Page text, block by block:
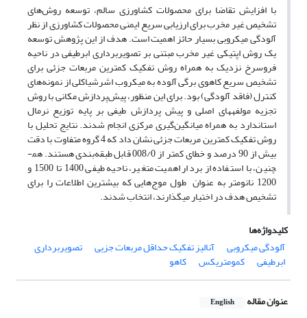
با افزایش تقاضا برای محصولات کشاورزی سالم، توسعه روش‌های
تشخیص غیر مخرب برای ارزیابی سریع ایمنی محصولات کشاورزی از نظر
آلودگی میکروبی بسیار حائز اهمیت است. هدف از این پژوهش توسعه
یک روش اپتیکی غیر مخرب مبتنی بر تصویربرداری ابرطیفی در ناحیه
فروسرخ نزدیک به همراه روش‌ تفکیک کمترین مربعات جزئی برای
تشخیص سریع کاهوی برگی آلوده به میکروب اشرشیاکلی از نمونه‌های
کنترل (فاقد آلودگی) بود. برای این منظور، پیش‌پردازش مکانی با روش
تجزیه مولفه­های اصلی و پیش پردازش طیفی بر پایه توزیع نرمال
استاندارد به همراه میانگین‌گیری مرکزی انجام شدند. نتایج تحلیل با
روش تفکیک کمترین مربعات جزئی نشان داد که 4 گروه متفاوت با دقت
بیش از 90 درصد و خطای کمتر از 008/0 قابل طبقه‌بندی هستند. هم­
چنین، با استفاده از بردار اهمیت متغیر، ناحیه طیفی 1400 تا 1500 و
1200 نانومتر به عنوان طول موج‌هایی که بیشترین اطلاعات را برای
تشخیص هدف در اختیار می­گذارند، انتخاب شدند.
کلیدواژه‌ها
آلودگی میکروبی
آنالیز تفکیک حداقل مربعات جزیی تصویربرداری
ابرطیفی کمومتریکس کاهو
عنوان مقاله English